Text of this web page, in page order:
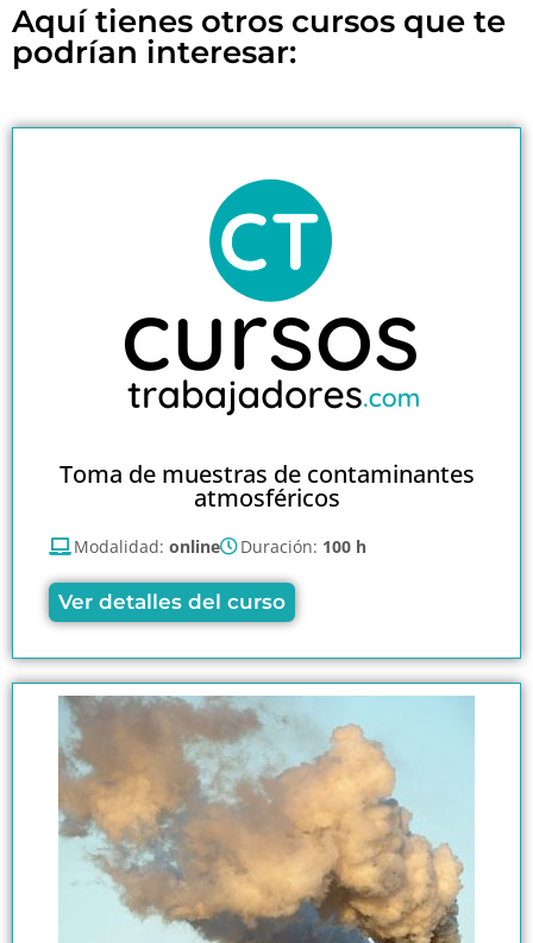
Aquí tienes otros cursos que te
podrían interesar:
Toma de muestras de contaminantes
atmosféricos
Modalidad: online Duración: 100 h
Ver detalles del curso